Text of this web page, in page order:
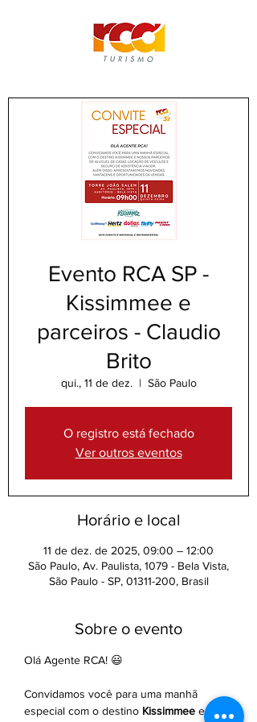
Evento RCA SP -
Kissimmee e
parceiros - Claudio
Brito
qui., 11 de dez.
  |
São Paulo
O registro está fechado
Ver outros eventos
Horário e local
11 de dez. de 2025, 09:00 – 12:00
São Paulo, Av. Paulista, 1079 - Bela Vista,
São Paulo - SP, 01311-200, Brasil
Sobre o evento
Olá Agente RCA! 😃
Convidamos você para uma manhã
especial com o destino Kissimmee e